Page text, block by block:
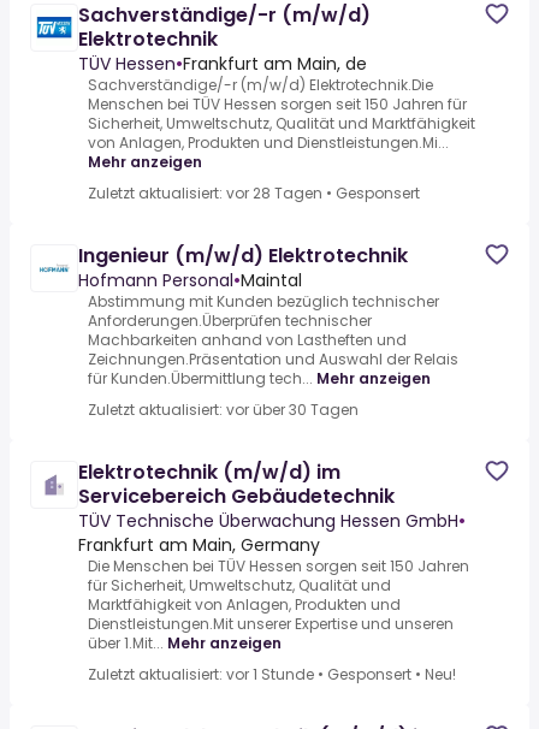
Sachverständige/-r (m/w/d)
Elektrotechnik
TÜV Hessen•Frankfurt am Main, de
Sachverständige/-r (m/w/d) Elektrotechnik.Die
Menschen bei TÜV Hessen sorgen seit 150 Jahren für
Sicherheit, Umweltschutz, Qualität und Marktfähigkeit
von Anlagen, Produkten und Dienstleistungen.Mi...
Mehr anzeigen
Zuletzt aktualisiert: vor 28 Tagen • Gesponsert
Ingenieur (m/w/d) Elektrotechnik
Hofmann Personal•Maintal
Abstimmung mit Kunden bezüglich technischer
Anforderungen.Überprüfen technischer
Machbarkeiten anhand von Lastheften und
Zeichnungen.Präsentation und Auswahl der Relais
für Kunden.Übermittlung tech... Mehr anzeigen
Zuletzt aktualisiert: vor über 30 Tagen
Elektrotechnik (m/w/d) im
Servicebereich Gebäudetechnik
TÜV Technische Überwachung Hessen GmbH•
Frankfurt am Main, Germany
Die Menschen bei TÜV Hessen sorgen seit 150 Jahren
für Sicherheit, Umweltschutz, Qualität und
Marktfähigkeit von Anlagen, Produkten und
Dienstleistungen.Mit unserer Expertise und unseren
über 1.Mit... Mehr anzeigen
Zuletzt aktualisiert: vor 1 Stunde • Gesponsert • Neu!